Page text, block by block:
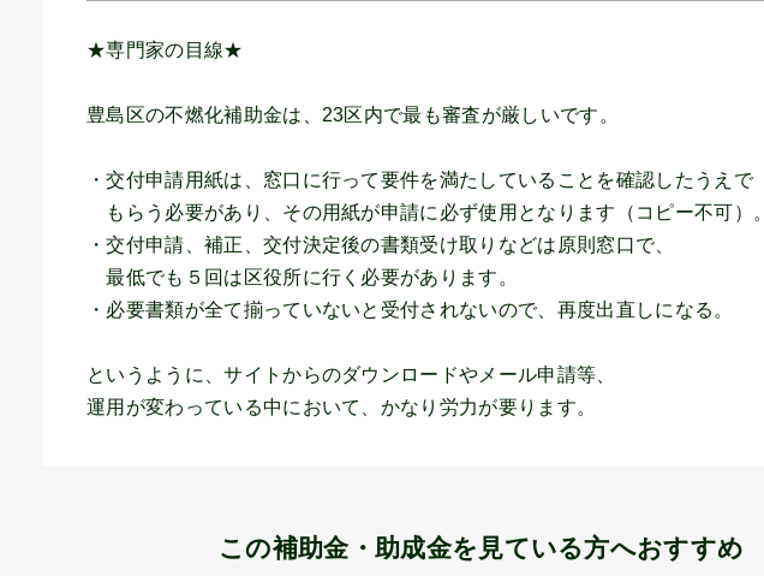
★専門家の目線★
豊島区の不燃化補助金は、23区内で最も審査が厳しいです。
・交付申請用紙は、窓口に行って要件を満たしていることを確認したうえで
もらう必要があり、その用紙が申請に必ず使用となります（コピー不可）。
・交付申請、補正、交付決定後の書類受け取りなどは原則窓口で、
最低でも５回は区役所に行く必要があります。
・必要書類が全て揃っていないと受付されないので、再度出直しになる。
というように、サイトからのダウンロードやメール申請等、
運用が変わっている中において、かなり労力が要ります。
この補助金・助成金を見ている方へおすすめ